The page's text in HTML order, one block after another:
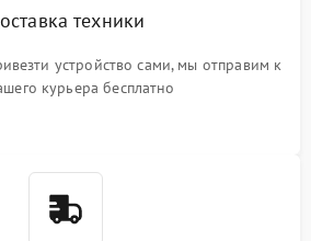
техники
устройство сами, мы отправим к
курьера бесплатно